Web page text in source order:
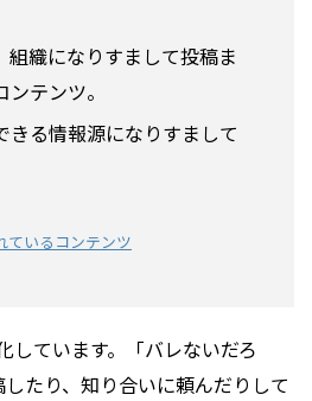
組織になりすまして投稿ま
テンツ。
きる情報源になりすまして
ているコンテンツ
しています。「バレないだろ
たり、知り合いに頼んだりして